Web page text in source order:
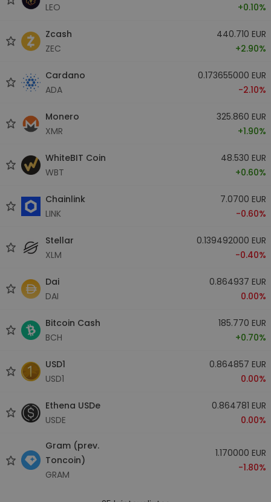
LEO
+0.10%
Zcash
ZEC
440.710 EUR
+2.90%
Cardano
ADA
0.173655000 EUR
-2.10%
Monero
XMR
325.860 EUR
+1.90%
WhiteBIT Coin
WBT
48.530 EUR
+0.60%
Chainlink
LINK
7.0700 EUR
-0.60%
Stellar
XLM
0.139492000 EUR
-0.40%
Dai
DAI
0.864937 EUR
0.00%
Bitcoin Cash
BCH
185.770 EUR
+0.70%
USD1
USD1
0.864857 EUR
0.00%
Ethena USDe
USDE
0.864781 EUR
0.00%
Gram (prev.
Toncoin)
GRAM
1.170000 EUR
-1.80%